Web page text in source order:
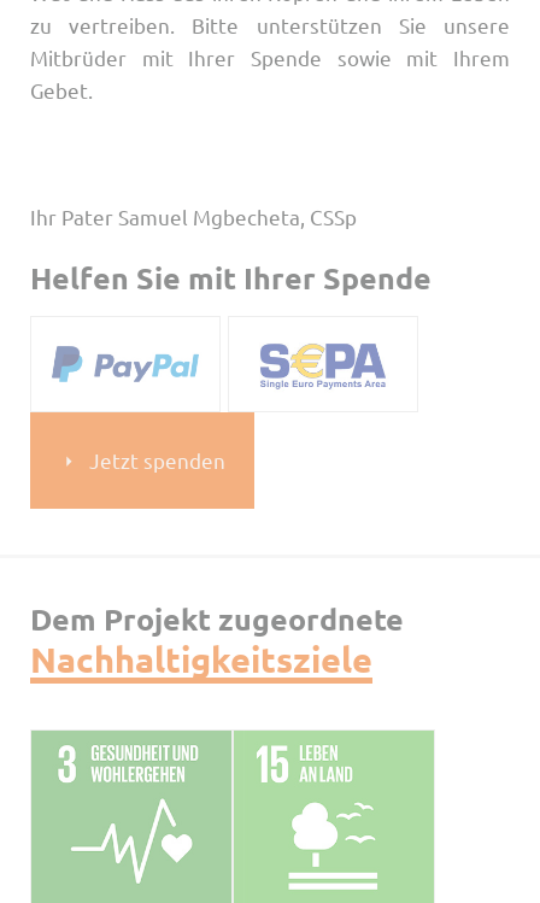
zu vertreiben. Bitte unterstützen Sie unsere
Mitbrüder mit Ihrer Spende sowie mit Ihrem
Gebet.
Ihr Pater Samuel Mgbecheta, CSSp
Helfen Sie mit Ihrer Spende
Jetzt spenden
Dem Projekt zugeordnete
Nachhaltigkeitsziele